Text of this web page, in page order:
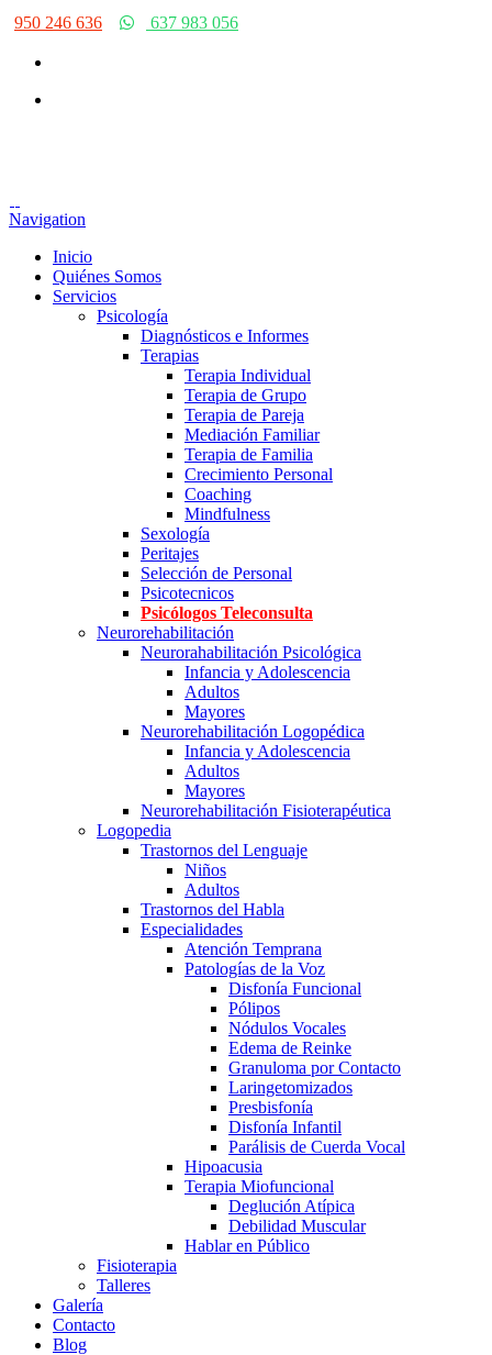
950 246 636 637 983 056
Navigation
Inicio
Quiénes Somos
Servicios
Psicología
Diagnósticos e Informes
Terapias
Terapia Individual
Terapia de Grupo
Terapia de Pareja
Mediación Familiar
Terapia de Familia
Crecimiento Personal
Coaching
Mindfulness
Sexología
Peritajes
Selección de Personal
Psicotecnicos
Psicólogos Teleconsulta
Neurorehabilitación
Neurorahabilitación Psicológica
Infancia y Adolescencia
Adultos
Mayores
Neurorehabilitación Logopédica
Infancia y Adolescencia
Adultos
Mayores
Neurorehabilitación Fisioterapéutica
Logopedia
Trastornos del Lenguaje
Niños
Adultos
Trastornos del Habla
Especialidades
Atención Temprana
Patologías de la Voz
Disfonía Funcional
Pólipos
Nódulos Vocales
Edema de Reinke
Granuloma por Contacto
Laringetomizados
Presbisfonía
Disfonía Infantil
Parálisis de Cuerda Vocal
Hipoacusia
Terapia Miofuncional
Deglución Atípica
Debilidad Muscular
Hablar en Público
Fisioterapia
Talleres
Galería
Contacto
Blog